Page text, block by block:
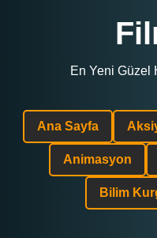
En Yeni Güzel
Ana Sayfa
Animasyon
Bilim